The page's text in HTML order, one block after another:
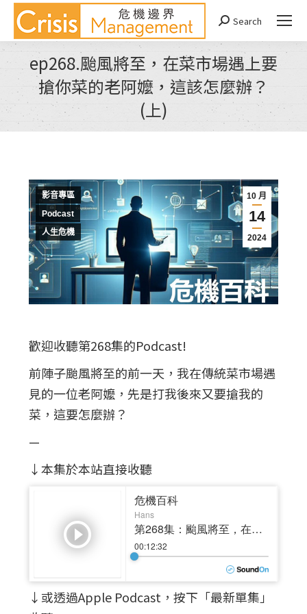
Search:
Search
ep268.颱風將至，在菜市場遇上要
搶你菜的老阿嬤，這該怎麼辦？
(上)
You are here:
10 月
14
2024
影音專區
Podcast
人生危機
歡迎收聽第268集的Podcast!
前陣子颱風將至的前一天，我在傳統菜市場遇
見的一位老阿嬤，先是打我後來又要搶我的
菜，這要怎麼辦？
—
↓本集於本站直接收聽
↓或透過Apple Podcast，按下「最新單集」